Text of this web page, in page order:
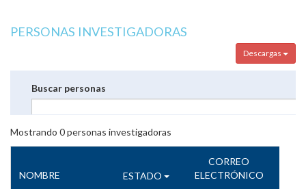
PERSONAS INVESTIGADORAS
Descargas
Buscar personas
Mostrando 0personas investigadoras
NOMBRE ESTADO
CORREO
ELECTRÓNICO